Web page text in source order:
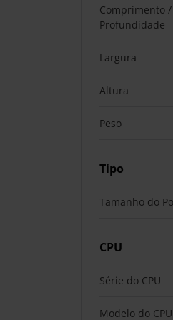
Comprimento /
Profundidade
Largura
Altura
Peso
Tipo
Tamanho do
CPU
Série do CPU
Modelo do CPU